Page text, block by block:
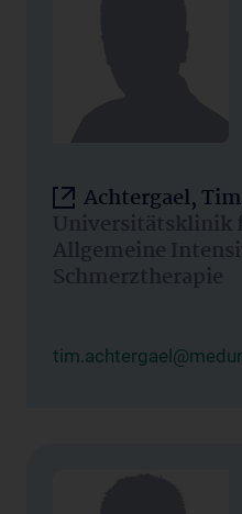
Achtergael,
Universitätsklinik
Allgemeine
Schmerztherapie